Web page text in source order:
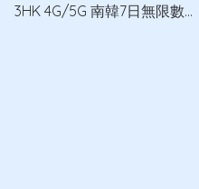
3HK 4G/5G 南韓7日無限數